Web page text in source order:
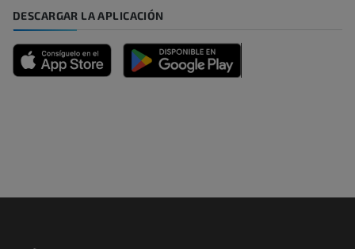
DESCARGAR LA APLICACIÓN